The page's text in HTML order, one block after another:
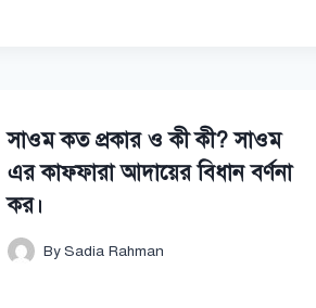
সাওম কত প্রকার ও কী কী? সাওম
এর কাফ্ফারা আদায়ের বিধান বর্ণনা
কর।
BySadia Rahman